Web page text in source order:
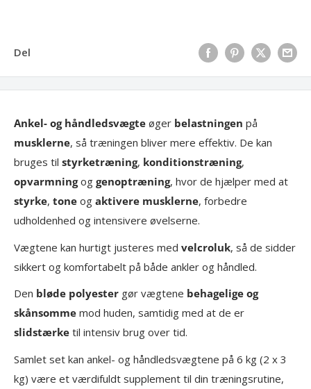
Del
Ankel- og håndledsvægte øger belastningen på
musklerne, så træningen bliver mere effektiv. De kan
bruges til styrketræning, konditionstræning,
opvarmningog genoptræning, hvor de hjælper med at
styrke, tone og aktivere musklerne, forbedre
udholdenhed og intensivere øvelserne.
Vægtene kan hurtigt justeres med velcroluk, så de sidder
sikkert og komfortabelt på både ankler og håndled.
Den bløde polyester gør vægtene behagelige og
skånsomme mod huden, samtidig med at de er
slidstærke til intensiv brug over tid.
Samlet set kan ankel- og håndledsvægtene på 6 kg (2 x 3
kg) være et værdifuldt supplement til din træningsrutine,